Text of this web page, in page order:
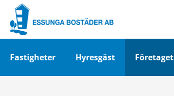
Fastigheter Hyresgäst Företaget